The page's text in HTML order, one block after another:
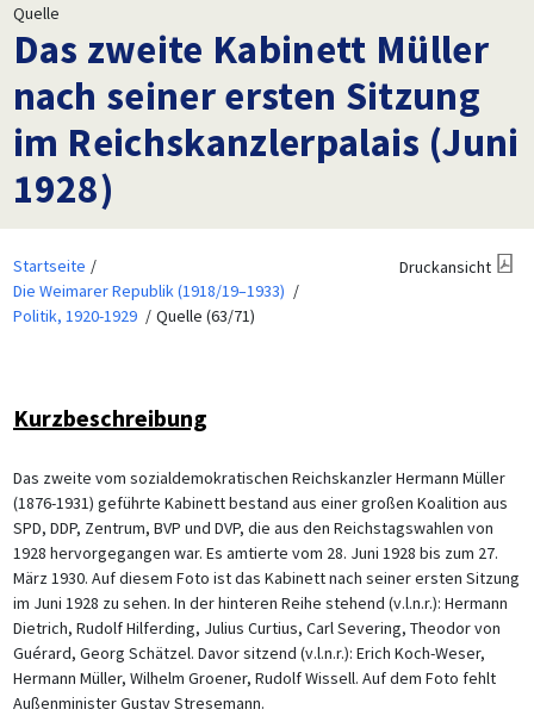
Quelle
Das zweite Kabinett Müller
nach seiner ersten Sitzung
im Reichskanzlerpalais (Juni
1928)
Startseite
Die Weimarer Republik (1918/19–1933)
Politik, 1920-1929
Quelle (63/71)
Druckansicht
Kurzbeschreibung
Das zweite vom sozialdemokratischen Reichskanzler Hermann Müller
(1876-1931) geführte Kabinett bestand aus einer großen Koalition aus
SPD, DDP, Zentrum, BVP und DVP, die aus den Reichstagswahlen von
1928 hervorgegangen war. Es amtierte vom 28. Juni 1928 bis zum 27.
März 1930. Auf diesem Foto ist das Kabinett nach seiner ersten Sitzung
im Juni 1928 zu sehen. In der hinteren Reihe stehend (v.l.n.r.): Hermann
Dietrich, Rudolf Hilferding, Julius Curtius, Carl Severing, Theodor von
Guérard, Georg Schätzel. Davor sitzend (v.l.n.r.): Erich Koch-Weser,
Hermann Müller, Wilhelm Groener, Rudolf Wissell. Auf dem Foto fehlt
Außenminister Gustav Stresemann.